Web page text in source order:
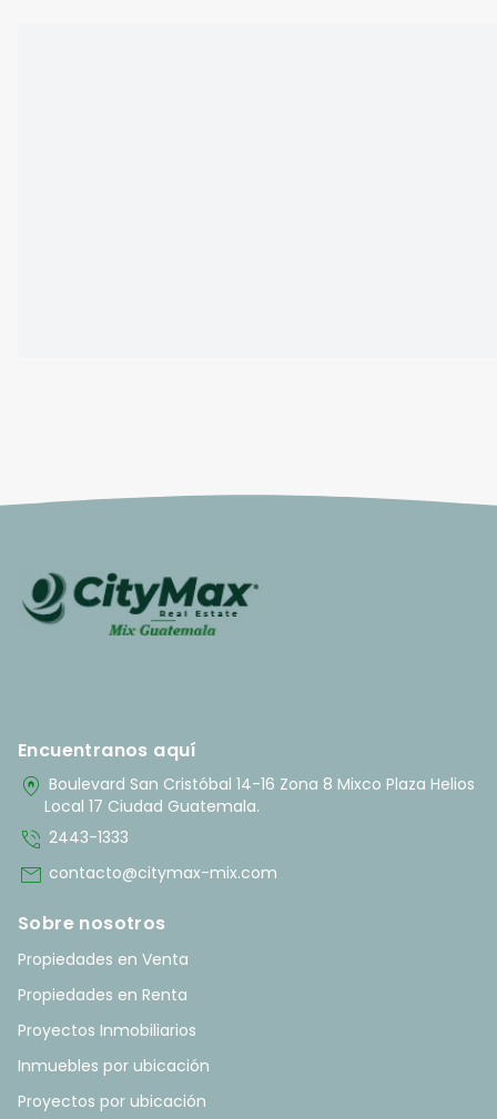
Encuentranos aquí
home_pin Boulevard San Cristóbal 14-16 Zona 8 Mixco Plaza Helios
Local 17 Ciudad Guatemala.
phone_in_talk 2443-1333
mail contacto@citymax-mix.com
Sobre nosotros
Propiedades en Venta
Propiedades en Renta
Proyectos Inmobiliarios
Inmuebles por ubicación
Proyectos por ubicación